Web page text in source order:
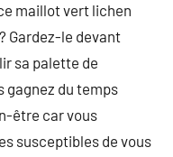
maillot vert lichen
Gardez-le devant
sa palette de
gagnez du temps
être car vous
susceptibles de vous